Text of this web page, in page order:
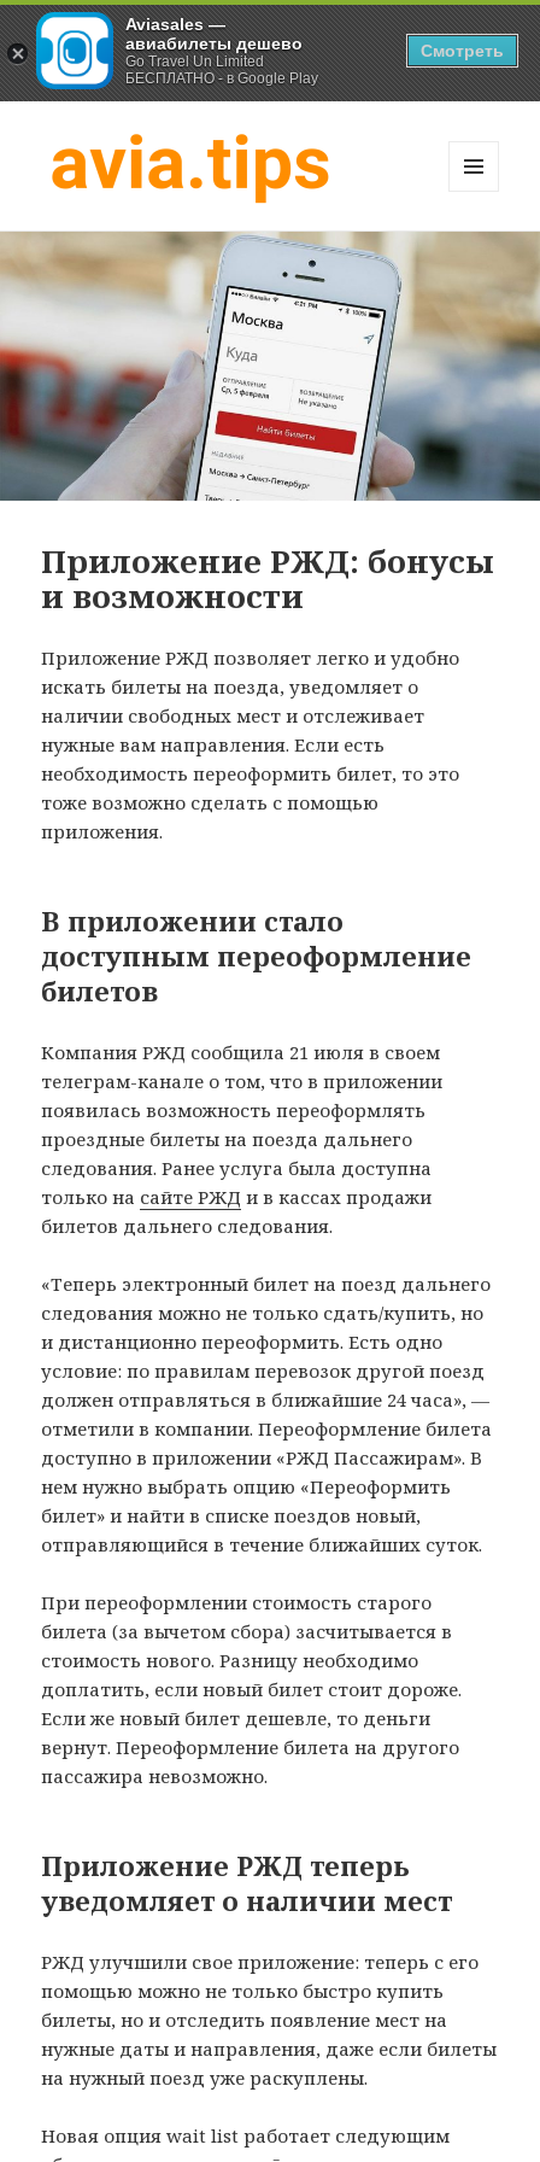
Хитрости экономных
путешественников
Приложение РЖД: бонусы
и возможности
Приложение РЖД позволяет легко и удобно
искать билеты на поезда, уведомляет о
наличии свободных мест и отслеживает
нужные вам направления. Если есть
необходимость переоформить билет, то это
тоже возможно сделать с помощью
приложения.
В приложении стало
доступным переоформление
билетов
Компания РЖД сообщила 21 июля в своем
телеграм-канале о том, что в приложении
появилась возможность переоформлять
проездные билеты на поезда дальнего
следования. Ранее услуга была доступна
только на сайте РЖД и в кассах продажи
билетов дальнего следования.
«Теперь электронный билет на поезд дальнего
следования можно не только сдать/купить, но
и дистанционно переоформить. Есть одно
условие: по правилам перевозок другой поезд
должен отправляться в ближайшие 24 часа», —
отметили в компании. Переоформление билета
доступно в приложении «РЖД Пассажирам». В
нем нужно выбрать опцию «Переоформить
билет» и найти в списке поездов новый,
отправляющийся в течение ближайших суток.
При переоформлении стоимость старого
билета (за вычетом сбора) засчитывается в
стоимость нового. Разницу необходимо
доплатить, если новый билет стоит дороже.
Если же новый билет дешевле, то деньги
вернут. Переоформление билета на другого
пассажира невозможно.
Приложение РЖД теперь
уведомляет о наличии мест
РЖД улучшили свое приложение: теперь с его
помощью можно не только быстро купить
билеты, но и отследить появление мест на
нужные даты и направления, даже если билеты
на нужный поезд уже раскуплены.
Новая опция wait list работает следующим
Aviasales —
авиабилеты дешево
Go Travel Un Limited
БЕСПЛАТНО - в Google Play
Смотреть